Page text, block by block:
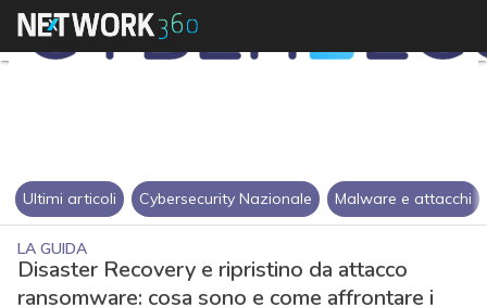
Ultimi articoli Cybersecurity Nazionale Malware e attacchi
LA GUIDA
Disaster Recovery e ripristino da attacco
ransomware: cosa sono e come affrontare i